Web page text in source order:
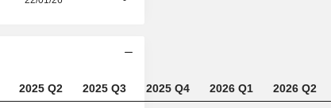
2025 Q2 2025 Q3 2025 Q4 2026 Q1 2026 Q2